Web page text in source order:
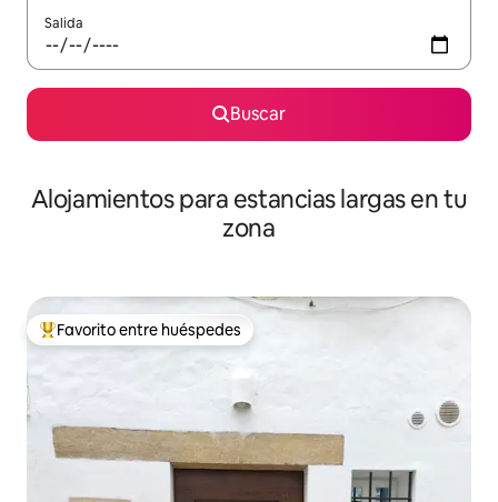
Salida
Buscar
Alojamientos para estancias largas en tu
zona
De los mejores en Favorito entre huéspedes
Favorito entre huéspedes